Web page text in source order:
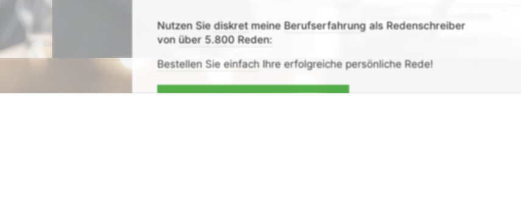
Nutzen Siediskret meineBerufserfahrung als Redenschreiber
vonüber 5.800 Reden:
Bestellen Sie einfach Ihre erfolgreiche persönliche Rede!